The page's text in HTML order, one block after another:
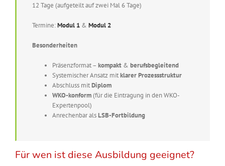
12 Tage (aufgeteilt auf zwei Mal 6 Tage)
Termine:Modul 1& Modul 2
Besonderheiten
Präsenzformat – kompakt& berufsbegleitend
Systemischer Ansatz mitklarer Prozessstruktur
Abschluss mitDiplom
WKO-konform(für die Eintragung in den WKO-
Expertenpool)
Anrechenbar alsLSB-Fortbildung
Für wen ist diese Ausbildung geeignet?